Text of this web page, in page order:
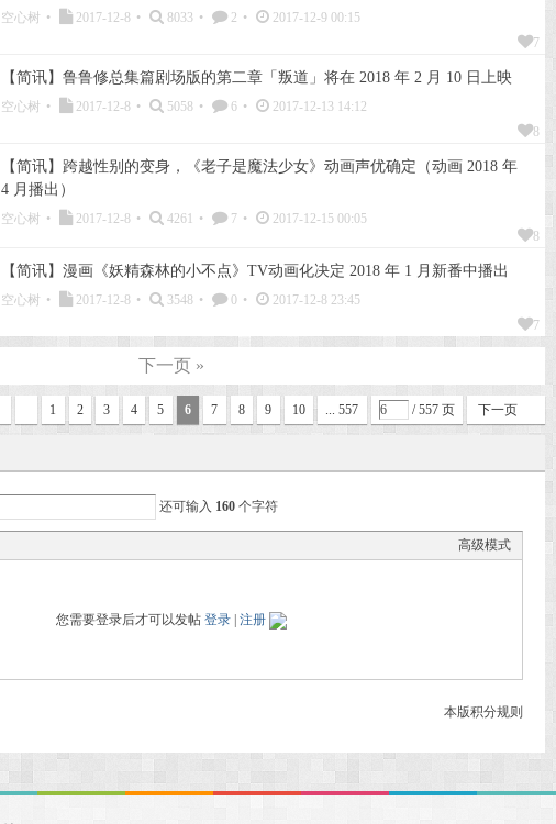
空心树 • 2017-12-8 • 8033 • 2 •
2017-12-9 00:15
7
【简讯】鲁鲁修总集篇剧场版的第二章「叛道」将在 2018 年 2 月 10 日上映
空心树 • 2017-12-8 • 5058 • 6 •
2017-12-13 14:12
8
【简讯】跨越性别的变身，《老子是魔法少女》动画声优确定（动画 2018 年
4 月播出）
空心树 • 2017-12-8 • 4261 • 7 •
2017-12-15 00:05
8
【简讯】漫画《妖精森林的小不点》TV动画化决定 2018 年 1 月新番中播出
空心树 • 2017-12-8 • 3548 • 0 •
2017-12-8 23:45
7
下一页 »
1 2 3 4 5 6 7 8 9 10 ... 557 / 557 页 下一页
还可输入 160 个字符
高级模式
您需要登录后才可以发帖 登录 注册
本版积分规则